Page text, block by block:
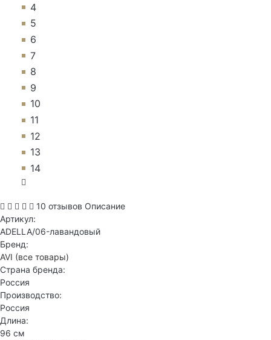
4
5
6
7
8
9
10
11
12
13
14
10 отзывов Описание
Артикул:
ADELLA/06-лавандовый
Бренд:
AVI (все товары)
Страна бренда:
Россия
Производство:
Россия
Длина:
96 см